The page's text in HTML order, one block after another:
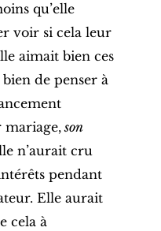
qu’elle
voir si cela leur
aimait bien ces
de penser à
son
n’aurait cru
pendant
Elle aurait
cela à